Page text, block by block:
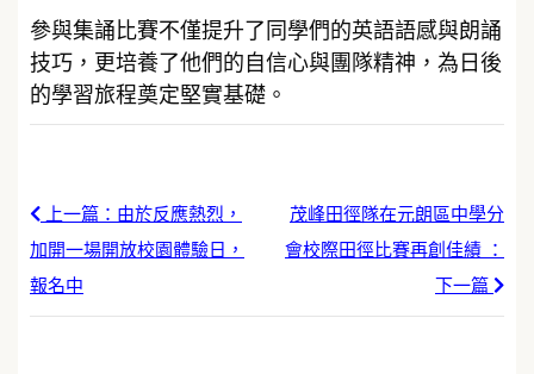
參與集誦比賽不僅提升了同學們的英語語感與朗誦
技巧，更培養了他們的自信心與團隊精神，為日後
的學習旅程奠定堅實基礎。
上一篇：由於反應熱烈，
加開一場開放校園體驗日，
報名中
茂峰田徑隊在元朗區中學分
會校際田徑比賽再創佳績 ：
下一篇